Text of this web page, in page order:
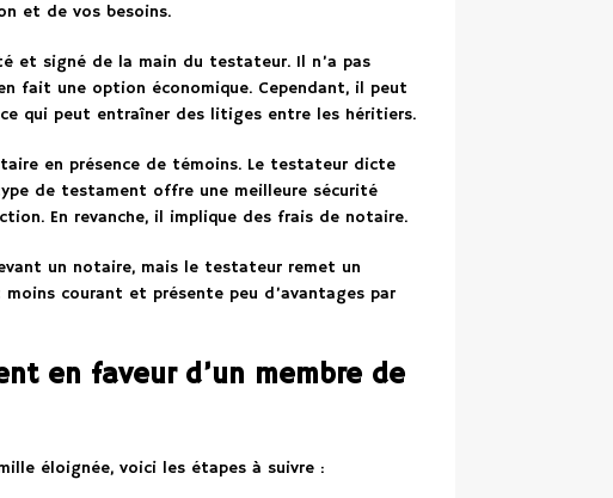
et de vos besoins.
et signé de la main du testateur. Il n’a pas
fait une option économique. Cependant, il peut
qui peut entraîner des litiges entre les héritiers.
en présence de témoins. Le testateur dicte
de testament offre une meilleure sécurité
En revanche, il implique des frais de notaire.
un notaire, mais le testateur remet un
courant et présente peu d’avantages par
en faveur d’un membre de
éloignée, voici les étapes à suivre :